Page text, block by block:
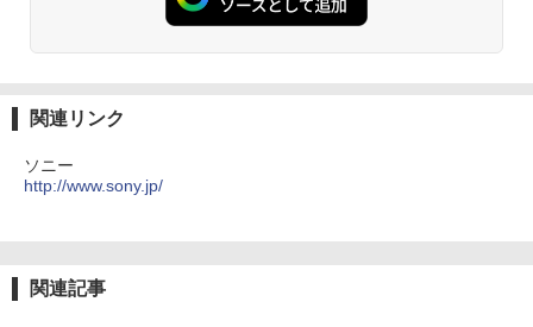
関連リンク
ソニー
http://www.sony.jp/
関連記事